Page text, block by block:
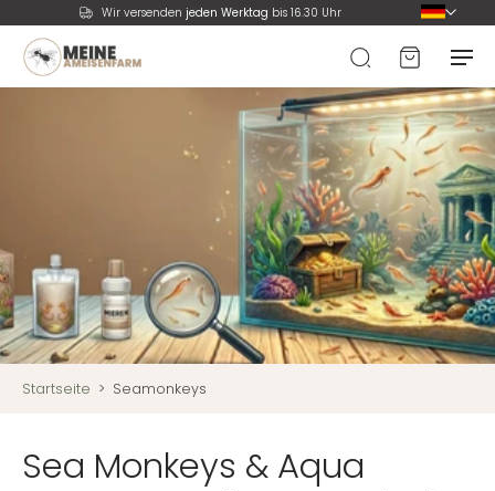
Wir versenden jeden Werktag bis 16.30 Uhr
Startseite > Seamonkeys
Sea Monkeys & Aqua